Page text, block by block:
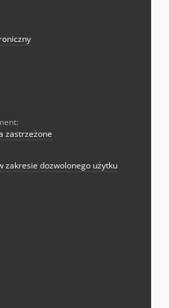
zastrzeżone
zakresie dozwolonego użytku